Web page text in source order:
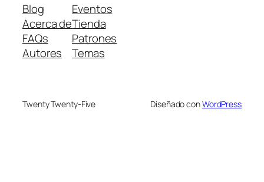
Blog
Acerca de
FAQs
Autores
Eventos
Tienda
Patrones
Temas
Twenty Twenty-Five Diseñado conWordPress